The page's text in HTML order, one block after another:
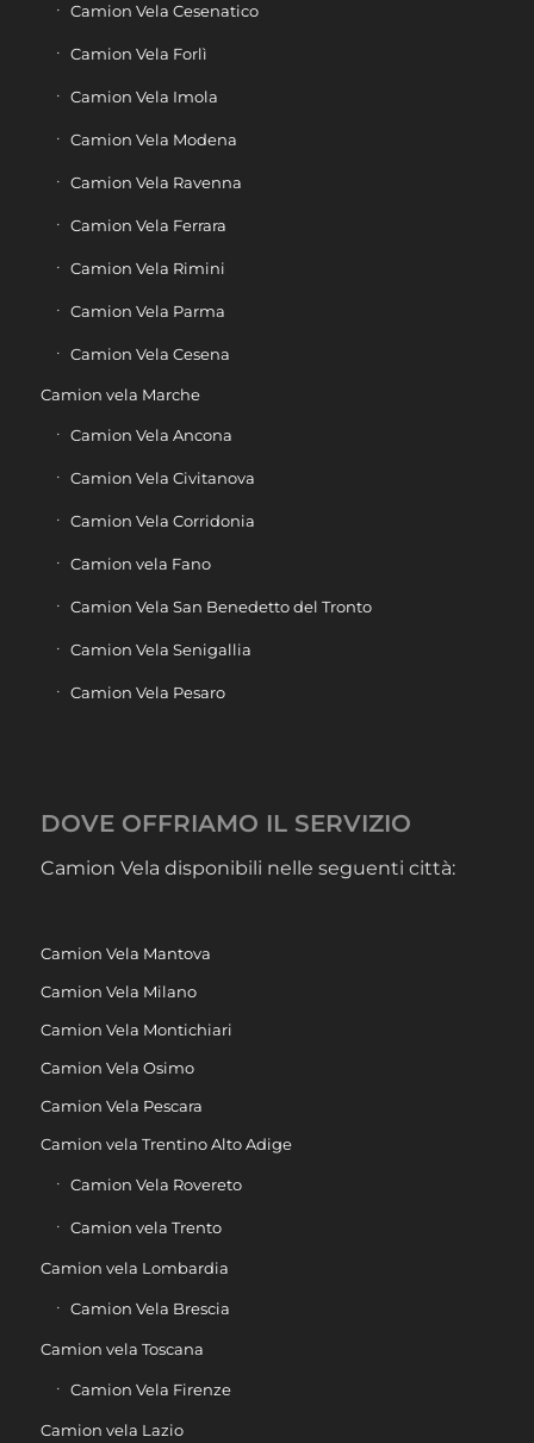
Camion Vela Cesenatico
Camion Vela Forlì
Camion Vela Imola
Camion Vela Modena
Camion Vela Ravenna
Camion Vela Ferrara
Camion Vela Rimini
Camion Vela Parma
Camion Vela Cesena
Camion vela Marche
Camion Vela Ancona
Camion Vela Civitanova
Camion Vela Corridonia
Camion vela Fano
Camion Vela San Benedetto del Tronto
Camion Vela Senigallia
Camion Vela Pesaro
DOVE OFFRIAMO IL SERVIZIO
Camion Vela disponibili nelle seguenti città:
Camion Vela Mantova
Camion Vela Milano
Camion Vela Montichiari
Camion Vela Osimo
Camion Vela Pescara
Camion vela Trentino Alto Adige
Camion Vela Rovereto
Camion vela Trento
Camion vela Lombardia
Camion Vela Brescia
Camion vela Toscana
Camion Vela Firenze
Camion vela Lazio